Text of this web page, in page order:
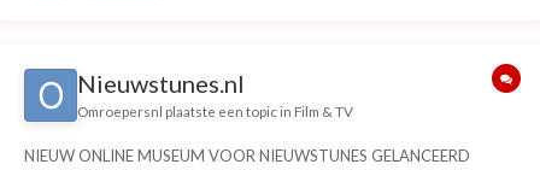
Nieuwstunes.nl
Omroepersnl plaatste een topic in Film & TV
NIEUW ONLINE MUSEUM VOOR NIEUWSTUNES GELANCEERD